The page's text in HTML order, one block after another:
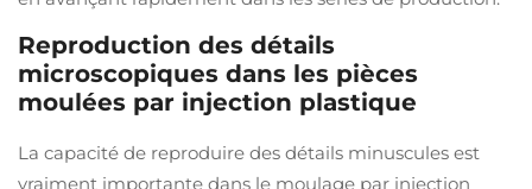
Reproduction des détails
microscopiques dans les pièces
moulées par injection plastique
La capacité de reproduire des détails minuscules est
vraiment importante dans le moulage par injection